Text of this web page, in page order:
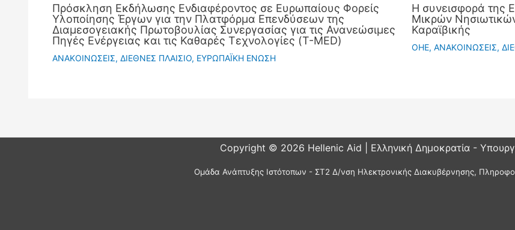
Πρόσκληση Εκδήλωσης Ενδιαφέροντος σε Ευρωπαίους Φορείς
Υλοποίησης Έργων για την Πλατφόρμα Επενδύσεων της
Διαμεσογειακής Πρωτοβουλίας Συνεργασίας για τις Ανανεώσιμες
Πηγές Ενέργειας και τις Καθαρές Τεχνολογίες (T-MED)
ΑΝΑΚΟΙΝΩΣΕΙΣ, ΔΙΕΘΝΕΣ ΠΛΑΙΣΙΟ, ΕΥΡΩΠΑΪΚΗ ΕΝΩΣΗ
Η συνεισφορά της
Μικρών
Καραϊβικής
OHE, ΑΝΑΚΟΙΝΩΣΕΙΣ,
Copyright © 2026 Hellenic Aid | Ελληνική Δημοκρατία -
Ομάδα Ανάπτυξης Ιστότοπων - ΣΤ2 Δ/νση Ηλεκτρονικής Διακυβέρνησης,